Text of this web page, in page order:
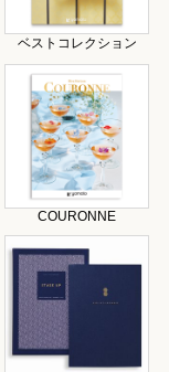
ベストコレクション
COURONNE